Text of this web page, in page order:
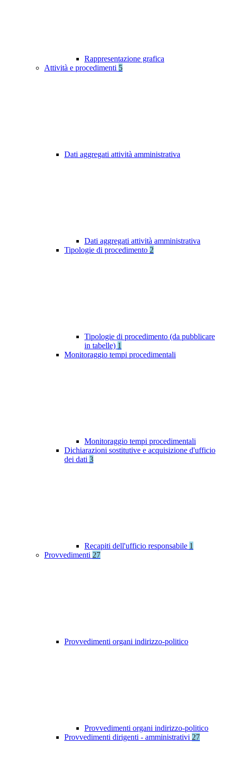
Rappresentazione grafica
Attività e procedimenti 5
Dati aggregati attività amministrativa
Dati aggregati attività amministrativa
Tipologie di procedimento 2
Tipologie di procedimento (da pubblicare
in tabelle) 1
Monitoraggio tempi procedimentali
Monitoraggio tempi procedimentali
Dichiarazioni sostitutive e acquisizione d'ufficio
dei dati 3
Recapiti dell'ufficio responsabile 1
Provvedimenti 27
Provvedimenti organi indirizzo-politico
Provvedimenti organi indirizzo-politico
Provvedimenti dirigenti - amministrativi 27